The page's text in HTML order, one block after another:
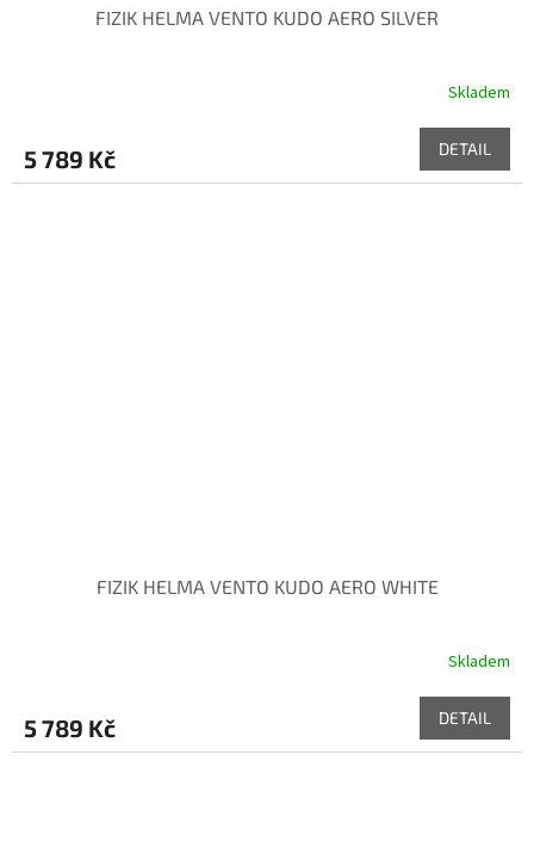
FIZIK HELMA VENTO KUDO AERO SILVER
Skladem
5 789 Kč DETAIL
FIZIK HELMA VENTO KUDO AERO WHITE
Skladem
5 789 Kč DETAIL